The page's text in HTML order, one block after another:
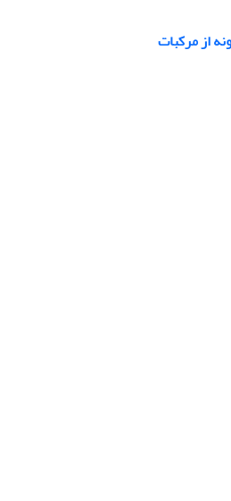
از مرکبات